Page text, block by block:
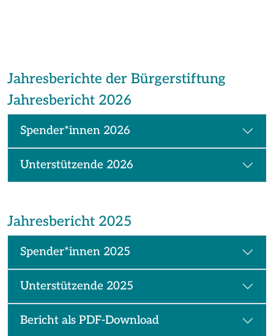
Jahresberichte der Bürgerstiftung
Jahresbericht 2026
Spender*innen 2026
Unterstützende 2026
Jahresbericht 2025
Spender*innen 2025
Unterstützende 2025
Bericht als PDF-Download